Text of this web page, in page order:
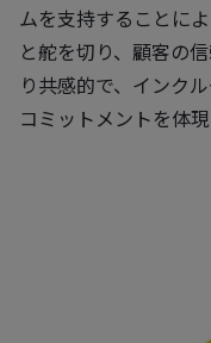
ムを支持することに
と舵を切り、顧客の
り共感的で、インク
コミットメントを体